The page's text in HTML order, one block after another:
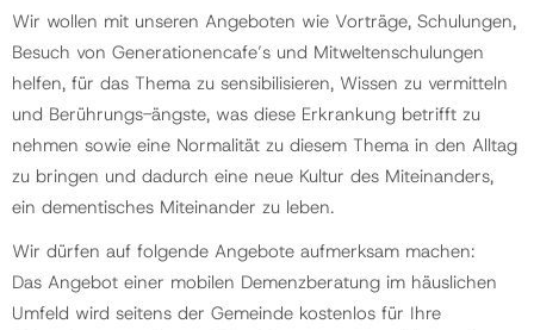
Wir wollen mit unseren Angeboten wie Vorträge, Schulungen,
Besuch von Generationencafe’s und Mitweltenschulungen
helfen, für das Thema zu sensibilisieren, Wissen zu vermitteln
und Berührungs-ängste, was diese Erkrankung betrifft zu
nehmen sowie eine Normalität zu diesem Thema in den Alltag
zu bringen und dadurch eine neue Kultur des Miteinanders,
ein dementisches Miteinander zu leben.
Wir dürfen auf folgende Angebote aufmerksam machen:
Das Angebot einer mobilen Demenzberatung im häuslichen
Umfeld wird seitens der Gemeinde kostenlos für Ihre